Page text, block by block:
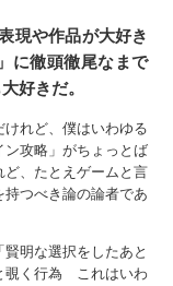
現や作品が大好き
に徹頭徹尾なまで
好きだ。
れど、僕はいわゆる
ン攻略」がちょっとば
、たとえゲームと言
つべき論の論者であ
明な選択をしたあと
覗く行為 これはいわ